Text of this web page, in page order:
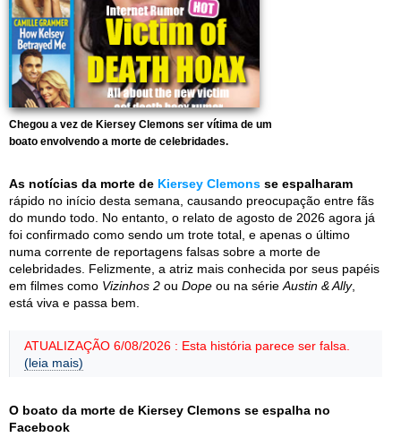
Chegou a vez de Kiersey Clemons ser vítima de um
boato envolvendo a morte de celebridades.
As notícias da morte de Kiersey Clemons se espalharam
rápido no início desta semana, causando preocupação entre fãs
do mundo todo. No entanto, o relato de agosto de 2026 agora já
foi confirmado como sendo um trote total, e apenas o último
numa corrente de reportagens falsas sobre a morte de
celebridades. Felizmente, a atriz mais conhecida por seus papéis
em filmes como Vizinhos 2 ou Dope ou na série Austin & Ally,
está viva e passa bem.
ATUALIZAÇÃO 6/08/2026 : Esta história parece ser falsa.
(leia mais)
O boato da morte de Kiersey Clemons se espalha no
Facebook